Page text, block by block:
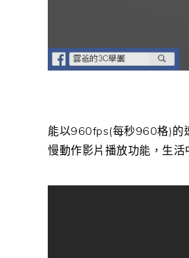
能以960fps(每秒960格)的
慢動作影片播放功能，生活